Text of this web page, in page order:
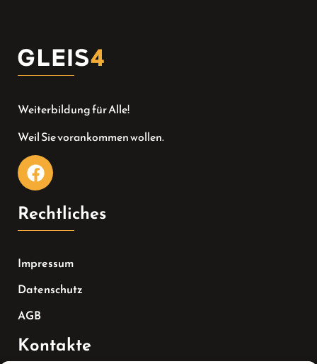
Weiterbildung für Alle!
Weil Sie vorankommen wollen.
Rechtliches
Impressum
Datenschutz
AGB
Kontakte